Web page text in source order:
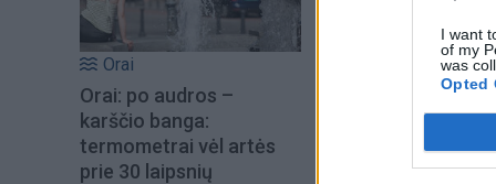
I want
of my
was
Opted
Orai
Orai: po audros –
karščio banga:
termometrai vėl artės
prie 30 laipsnių